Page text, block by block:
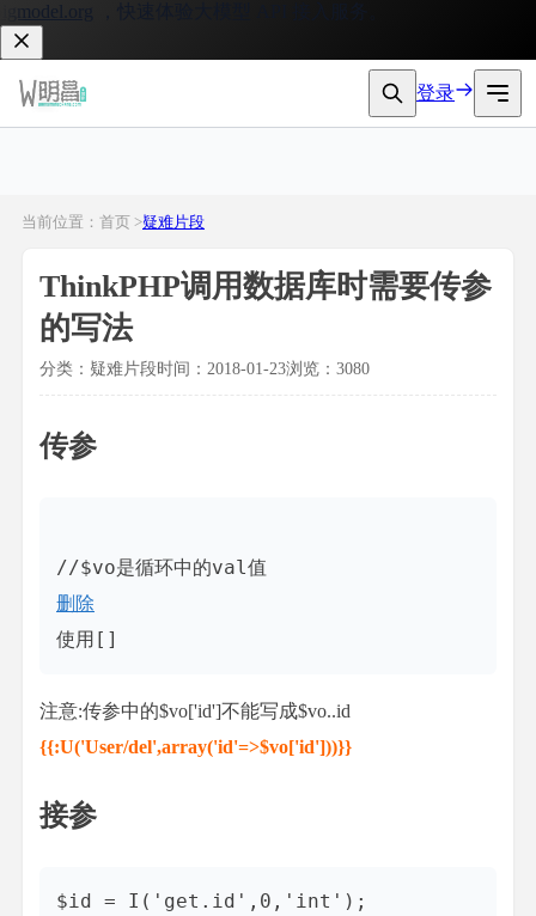
，快速体验大模型 API 接入服务。
登录
当前位置：首页 >疑难片段
ThinkPHP调用数据库时需要传参
的写法
分类：疑难片段时间：2018-01-23浏览：3080
传参
删除
使用[]
注意:传参中的$vo['id']不能写成$vo..id
{{:U('User/del',array('id'=>$vo['id']))}}
接参
$id = I('get.id',0,'int');